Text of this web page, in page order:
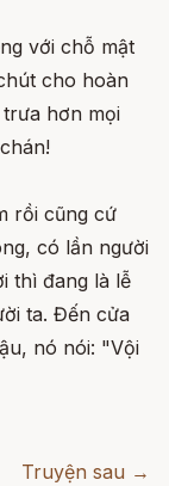
với chỗ mật
cho hoàn
hơn mọi
rồi cũng cứ
có lần người
thì đang là lễ
ta. Đến cửa
nó nói: "Vội
Truyện sau →